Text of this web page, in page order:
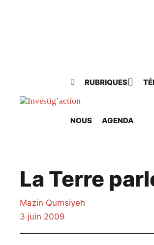
RUBRIQUES
NOUS AGENDA
La Terre
Mazin Qumsiyeh
3 juin 2009